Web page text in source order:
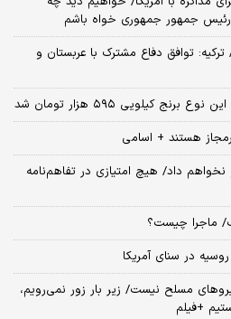
جمهور جمهوری خواه باشم
توافق دفاع مشترک با عربستان و
کیلویی ۵۹۵ هزار تومان شد
هستند + اسامی
نخواهم داد/ هیچ امتیازی در تفاهم‌نامه
ماجرا چیست؟
در سنای آمریکا
مسلح نیست/ زیر بار زور نمی‌رویم،
+فیلم